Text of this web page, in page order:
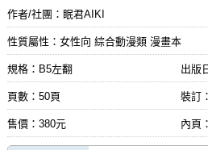
作者/社團：眠君AIKI
性質屬性：女性向 綜合動漫類 漫畫本
規格：B5左翻 出版
頁數：50頁 裝訂
售價：380元 內頁